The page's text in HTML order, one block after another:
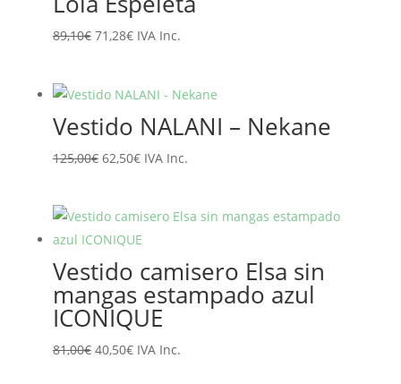
89,10€ El
era:
89,10€.
71,28€El
es:
71,28€.
IVA Inc.
Vestido NALANI – Nekane
125,00€ El
era:
125,00€.
62,50€El
es:
62,50€.
IVA Inc.
Vestido camisero Elsa sin
mangas estampado azul
ICONIQUE
81,00€ El
40,50€ElIVA Inc.